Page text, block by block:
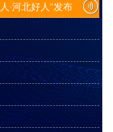
·河北好人”发布